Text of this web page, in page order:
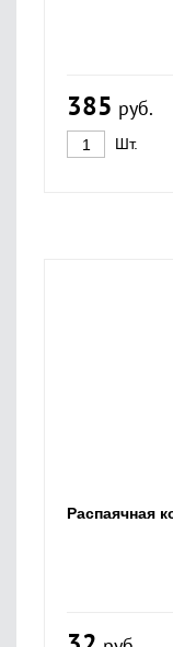
385 руб.
Шт.
Распаячная